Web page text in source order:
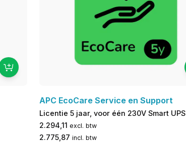
APC EcoCare Service en Support
Licentie 5 jaar, voor één 230V Smart UPS
2.294,11 excl. btw
2.775,87 incl. btw